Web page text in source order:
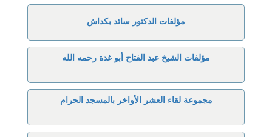
مؤلفات الدكتور سائد بكداش
مؤلفات الشيخ عبد الفتاح أبو غدة رحمه الله
مجموعة لقاء العشر الأواخر بالمسجد الحرام